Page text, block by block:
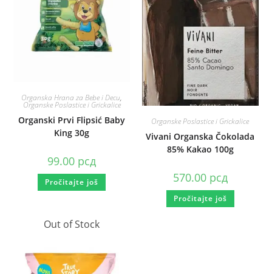
Organska Hrana za Bebe i Decu,
Organske Poslastice i Grickalice
Organski Prvi Flipsić Baby
King 30g
99.00 рсд
Pročitajte još
Organske Poslastice i Grickalice
Vivani Organska Čokolada
85% Kakao 100g
570.00 рсд
Pročitajte još
Out of Stock